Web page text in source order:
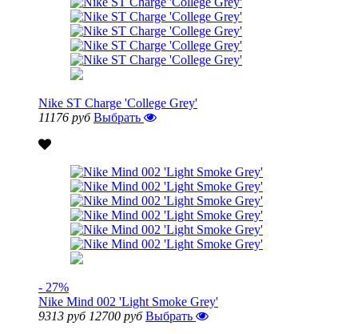
Nike ST Charge 'College Grey'
11176 руб Выбрать
- 27%
Nike Mind 002 'Light Smoke Grey'
9313 руб 12700 руб Выбрать